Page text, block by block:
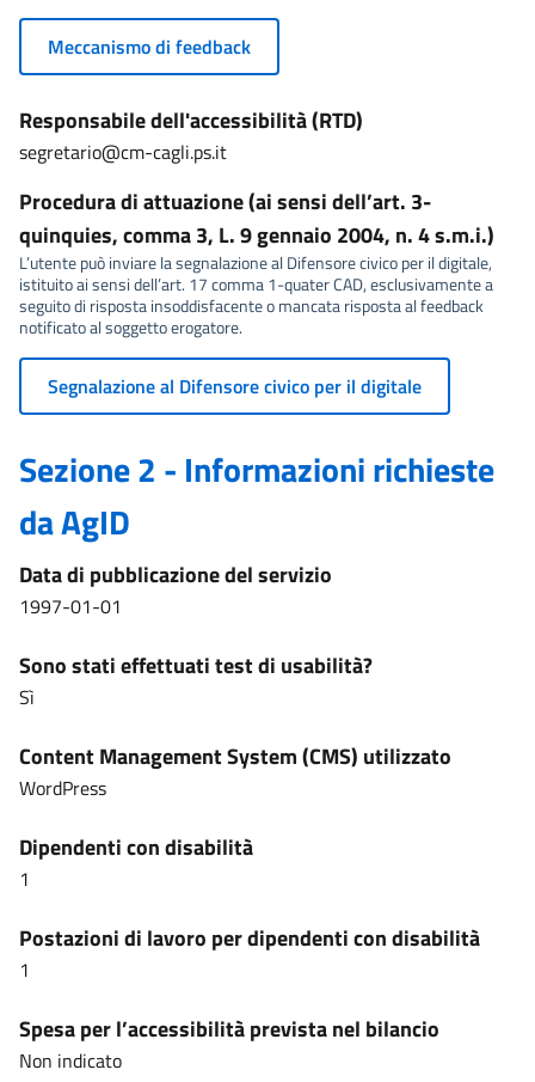
Meccanismo di feedback
Responsabile dell'accessibilità (RTD)
segretario@cm-cagli.ps.it
Procedura di attuazione (ai sensi dell’art. 3-
quinquies, comma 3, L. 9 gennaio 2004, n. 4 s.m.i.)
L’utente può inviare la segnalazione al Difensore civico per il digitale,
istituito ai sensi dell’art. 17 comma 1-quater CAD, esclusivamente a
seguito di risposta insoddisfacente o mancata risposta al feedback
notificato al soggetto erogatore.
Segnalazione al Difensore civico per il digitale
Sezione 2 - Informazioni richieste
da AgID
Data di pubblicazione del servizio
1997-01-01
Sono stati effettuati test di usabilità?
Sì
Content Management System (CMS) utilizzato
WordPress
Dipendenti con disabilità
1
Postazioni di lavoro per dipendenti con disabilità
1
Spesa per l’accessibilità prevista nel bilancio
Non indicato